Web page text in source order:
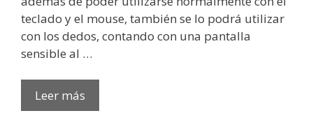
teclado y el mouse, también se lo podrá utilizar
con los dedos, contando con una pantalla
sensible al …
Leer más